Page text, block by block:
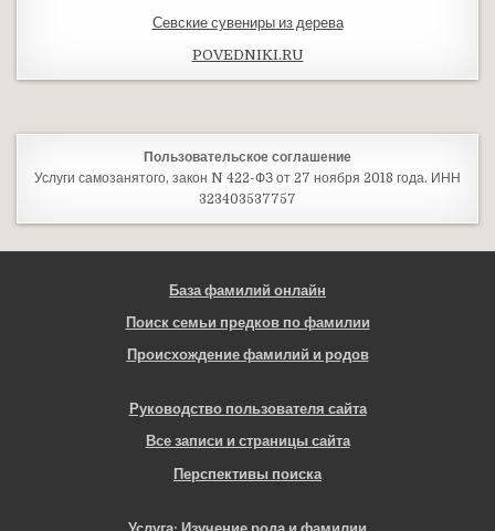
Севские сувениры из дерева
POVEDNIKI.RU
Пользовательское соглашение
Услуги самозанятого, закон N 422-ФЗ от 27 ноября 2018 года. ИНН
323403537757
База фамилий онлайн
Поиск семьи предков по фамилии
Происхождение фамилий и родов
Руководство пользователя сайта
Все записи и страницы сайта
Перспективы поиска